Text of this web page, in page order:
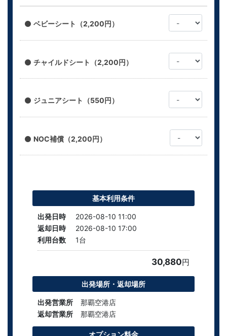
ベビーシート（2,200円）
チャイルドシート（2,200円）
ジュニアシート（550円）
NOC補償（2,200円）
基本利用条件
出発日時
2026-08-10 11:00
返却日時
2026-08-10 17:00
利用台数
1台
30,880円
出発場所・返却場所
出発営業所
那覇空港店
返却営業所
那覇空港店